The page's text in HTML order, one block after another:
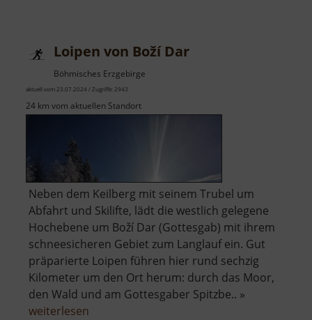
Loipen von Boží Dar
Böhmisches Erzgebirge
aktuell vom 23.07.2024 / Zugriffe: 2943
24 km vom aktuellen Standort
Neben dem Keilberg mit seinem Trubel um
Abfahrt und Skilifte, lädt die westlich gelegene
Hochebene um Boží Dar (Gottesgab) mit ihrem
schneesicheren Gebiet zum Langlauf ein. Gut
präparierte Loipen führen hier rund sechzig
Kilometer um den Ort herum: durch das Moor,
den Wald und am Gottesgaber Spitzbe.. »
weiterlesen